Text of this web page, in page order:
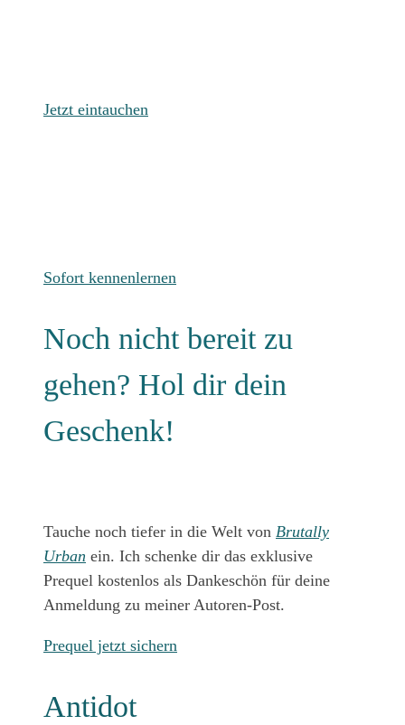
Jetzt eintauchen
Sofort kennenlernen
Noch nicht bereit zu
gehen? Hol dir dein
Geschenk!
Tauche noch tiefer in die Welt von Brutally
Urban ein. Ich schenke dir das exklusive
Prequel kostenlos als Dankeschön für deine
Anmeldung zu meiner Autoren-Post.
Prequel jetzt sichern
Antidot